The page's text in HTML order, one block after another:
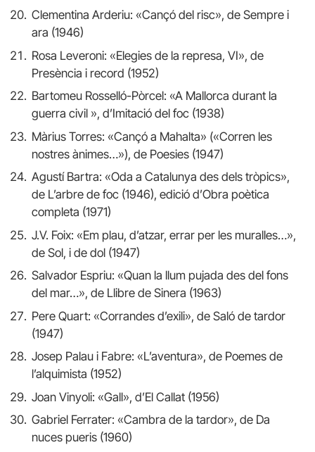
Clementina Arderiu: «Cançó del risc», de Sempre i
ara (1946)
Rosa Leveroni: «Elegies de la represa, VI», de
Presència i record (1952)
Bartomeu Rosselló-Pòrcel: «A Mallorca durant la
guerra civil », d’Imitació del foc (1938)
Màrius Torres: «Cançó a Mahalta» («Corren les
nostres ànimes…»), de Poesies (1947)
Agustí Bartra: «Oda a Catalunya des dels tròpics»,
de L’arbre de foc (1946), edició d’Obra poètica
completa (1971)
J.V. Foix: «Em plau, d’atzar, errar per les muralles…»,
de Sol, i de dol (1947)
Salvador Espriu: «Quan la llum pujada des del fons
del mar…», de Llibre de Sinera (1963)
Pere Quart: «Corrandes d’exili», de Saló de tardor
(1947)
Josep Palau i Fabre: «L’aventura», de Poemes de
l’alquimista (1952)
Joan Vinyoli: «Gall», d’El Callat (1956)
Gabriel Ferrater: «Cambra de la tardor», de Da
nuces pueris (1960)